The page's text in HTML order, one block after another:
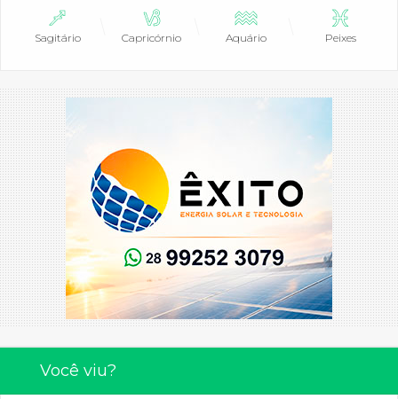
Sagitário Capricórnio Aquário Peixes
Você viu?